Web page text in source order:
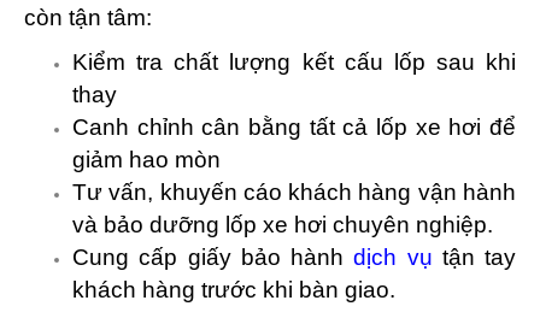
còn tận tâm:
Kiểm tra chất lượng kết cấu lốp sau khi
thay
Canh chỉnh cân bằng tất cả lốp xe hơi để
giảm hao mòn
Tư vấn, khuyến cáo khách hàng vận hành
và bảo dưỡng lốp xe hơi chuyên nghiệp.
Cung cấp giấy bảo hànhdịch vụ tận tay
khách hàng trước khi bàn giao.